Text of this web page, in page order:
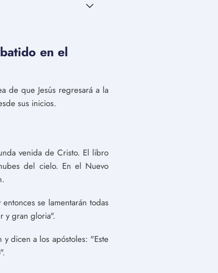
en el
de que Jesús regresará a la
sus inicios.
venida de Cristo. El libro
del cielo. En el Nuevo
se lamentarán todas
y gran gloria".
dicen a los apóstoles: "Este